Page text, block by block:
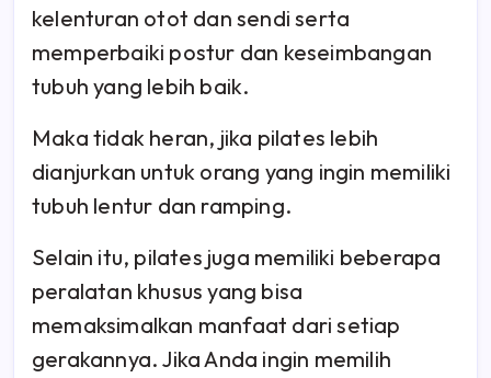
kelenturan otot dan sendi serta
memperbaiki postur dan keseimbangan
tubuh yang lebih baik.
Maka tidak heran, jika pilates lebih
dianjurkan untuk orang yang ingin memiliki
tubuh lentur dan ramping.
Selain itu, pilates juga memiliki beberapa
peralatan khusus yang bisa
memaksimalkan manfaat dari setiap
gerakannya. Jika Anda ingin memilih